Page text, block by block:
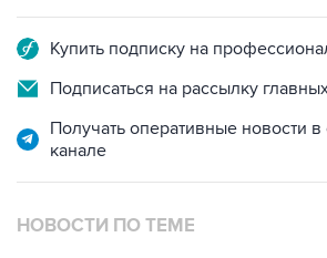
Купить подписку на
Подписаться на рассылку
Получать оперативные новости
канале
НОВОСТИ ПО ТЕМЕ